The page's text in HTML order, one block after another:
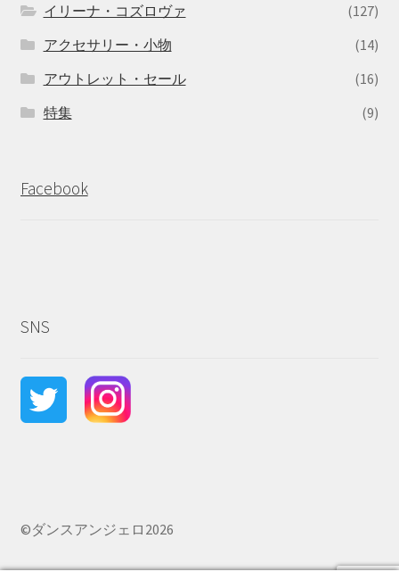
イリーナ・コズロヴァ
(127)
アクセサリー・小物
(14)
アウトレット・セール
(16)
特集
(9)
Facebook
SNS
©ダンスアンジェロ2026